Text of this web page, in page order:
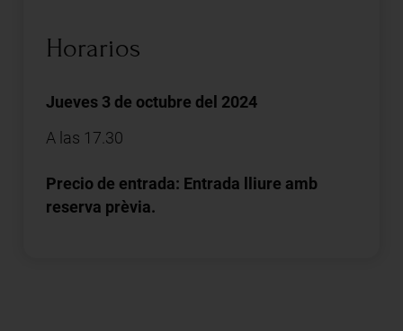
Horarios
Jueves 3 de octubre del 2024
A las 17.30
Precio de entrada: Entrada lliure amb
reserva prèvia.